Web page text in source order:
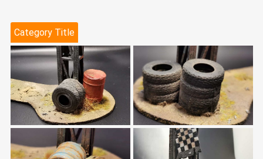
Category Title